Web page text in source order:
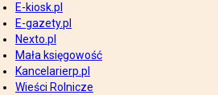
E-kiosk.pl
E-gazety.pl
Nexto.pl
Mała księgowość
Kancelarierp.pl
Wieści Rolnicze